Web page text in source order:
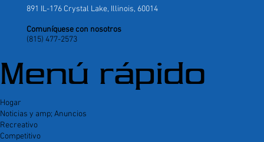
891 IL-176 Crystal Lake, Illinois, 60014
Comuníquese con nosotros
(815) 477-2573
Menú rápido
Hogar
Noticias y amp; Anuncios
Recreativo
Competitivo